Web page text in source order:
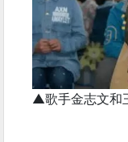
▲歌手金志文和